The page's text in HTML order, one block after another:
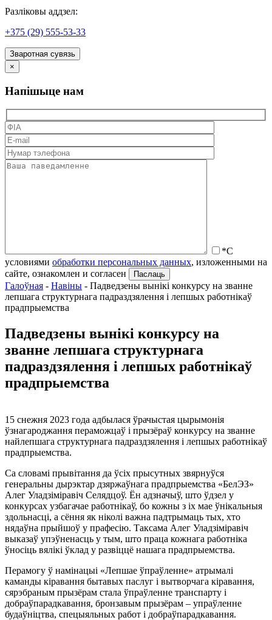
Разліковы аддзел:
+375 (29) 555-53-33
Зваротная сувязь
×
Напішыце нам
*С
условиями обработки персональных данных, изложенными на
сайте, ознакомлен и согласен
Галоўная - Навіны - Падведзены вынікі конкурсу на званне
лепшага структурнага падраздзялення і лепшых работнікаў
прадпрыемства
Падведзены вынікі конкурсу на
званне лепшага структурнага
падраздзялення і лепшых работнікаў
прадпрыемства
15 снежня 2023 года адбылася ўрачыстая цырымонія
ўзнагароджання пераможцаў і прызёраў конкурсу на званне
найлепшага структурнага падраздзялення і лепшых работнікаў
прадпрыемства.
Са словамі прывітання да ўсіх прысутных звярнуўся
генеральны дырэктар дзяржаўнага прадпрыемства «БелЭЗ»
Алег Уладзіміравіч Селядцоў. Ён адзначыў, што ўдзел у
конкурсах узбагачае работнікаў, бо кожны з іх мае ўнікальныя
здольнасці, а сёння як ніколі важна падтрымаць тых, хто
нядаўна прыйшоў у прафесію. Таксама Алег Уладзіміравіч
выказаў упэўненасць у тым, што праца кожнага работніка
ўносіць вялікі ўклад у развіццё нашага прадпрыемства.
Перамогу ў намінацыі «Лепшае ўпраўленне» атрымалі
каманды кіравання бытавых паслуг і вытворчага кіравання,
сярэбраным прызёрам стала ўпраўленне транспарту і
добраўпарадкавання, бронзавым прызёрам – упраўленне
будаўніцтва, спецыяльных работ і добраўпарадкавання.